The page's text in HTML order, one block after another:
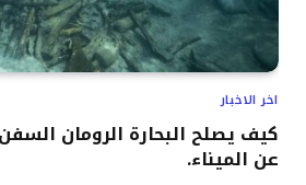
اخر الاخبار
كيف يصلح البحارة الرومان السفن
عن الميناء.